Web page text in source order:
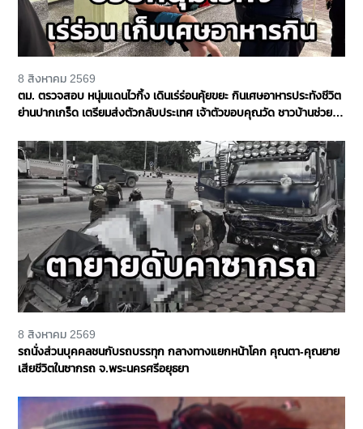
8 สิงหาคม 2569
ตม. ตรวจสอบ หนุ่มแดนไวกิ้ง เดินเร่ร่อนคุ้ยขยะ กินเศษอาหารประทังชีวิต
ย่านปากเกร็ด เตรียมส่งตัวกลับประเทศ เจ้าตัวขอบคุณวัด ชาวบ้านช่วย
8 สิงหาคม 2569
รถนั่งส่วนบุคคลชนกับรถบรรทุก กลางทางแยกหน้าโคก คุณตา-คุณยาย
เสียชีวิตในซากรถ จ.พระนครศรีอยุธยา